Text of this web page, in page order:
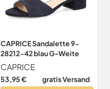
CAPRICE Sandalette 9-
28212-42 blau G-Weite
CAPRICE
53,95 € gratis Versand